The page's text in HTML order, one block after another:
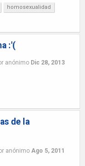
homosexualidad
:'(
anónimo Dic 28, 2013
de la
anónimo Ago 5, 2011